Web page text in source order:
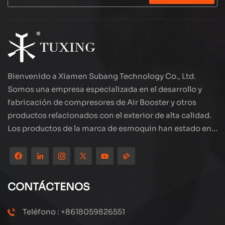
conectar a la fuente de alimentación del
cobre, rendimiento estable y duradero. Protección
de seguridad múltiple, sobrecalentamiento de
sobrecarga de energía automática. Ya sea que se
trate de inflación de neumáticos o operación de
bomba de aire pequeño, es su socio confiable.
Bienvenido a Xiamen Subang Technology Co., Ltd.
Somos una empresa especializada en el desarrollo y
fabricación de compresores de Air Booster y otros
productos relacionados con el exterior de alta calidad.
Los productos de la marca de esmoquin han estado en
ubicada en el hermoso paisaje de la ciudad costera:
Xiamen, nuestros productos se exportan a más de 80
países y regiones, con una excelente calidad ha ganado
una amplia reputación internacional. Subang
Technology tiene un equipo de ventas profesional y un
CONTÁCTENOS
Teléfono : +8618059826551